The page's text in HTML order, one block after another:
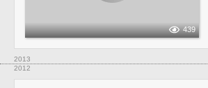
439
2013
2012